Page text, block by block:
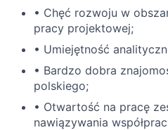
• Chęć rozwoju w
pracy projektowej;
• Umiejętność
• Bardzo dobra
polskiego;
• Otwartość na pracę
nawiązywania